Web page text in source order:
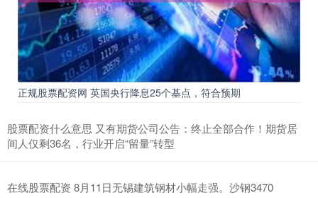
正规股票配资网 英国央行降息25个基点，符合预期
股票配资什么意思 又有期货公司公告：终止全部合作！期货居
间人仅剩36名，行业开启“留量”转型
在线股票配资 8月11日无锡建筑钢材小幅走强。沙钢3470